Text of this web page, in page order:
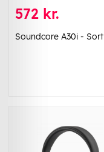
572 kr.
Soundcore A30i - Sort